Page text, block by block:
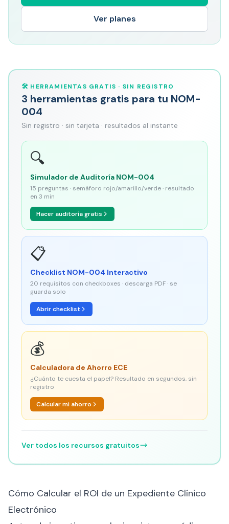
Ver planes
🛠️ HERRAMIENTAS GRATIS · SIN REGISTRO
3 herramientas gratis para tu NOM-
004
Sin registro · sin tarjeta · resultados al instante
🔍
Simulador de Auditoría NOM-004
15 preguntas · semáforo rojo/amarillo/verde · resultado
en 3 min
Hacer auditoría gratis
📋
Checklist NOM-004 Interactivo
20 requisitos con checkboxes · descarga PDF · se
guarda solo
Abrir checklist
💰
Calculadora de Ahorro ECE
¿Cuánto te cuesta el papel? Resultado en segundos, sin
registro
Calcular mi ahorro
Ver todos los recursos gratuitos
Cómo Calcular el ROI de un Expediente Clínico
Electrónico